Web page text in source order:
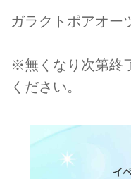
ガラクトポアオー
※無くなり次第終
ください。